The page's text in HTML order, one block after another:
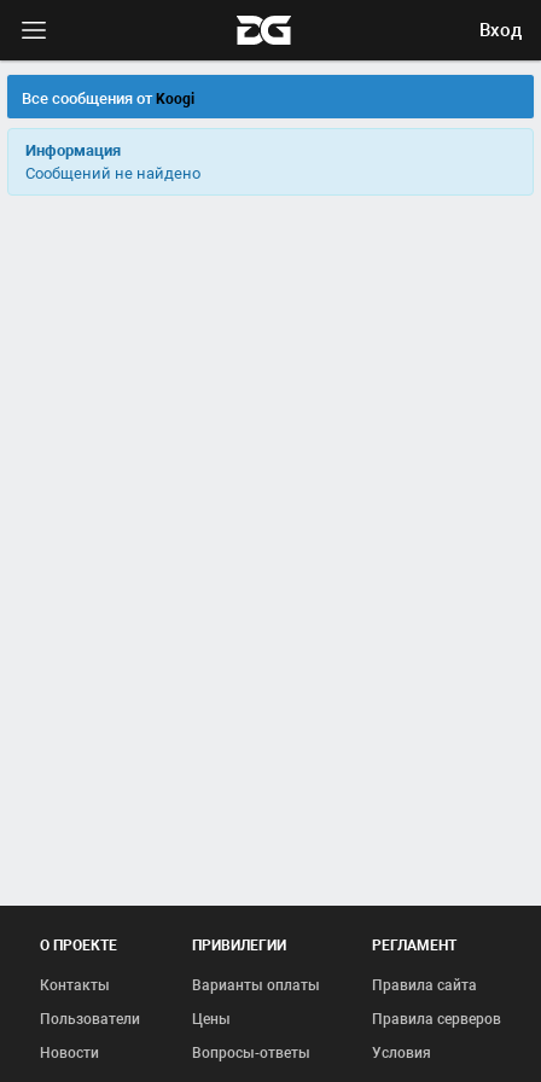
Вход
Все сообщения от Koogi
Информация
Сообщений не найдено
О ПРОЕКТЕ
Контакты
Пользователи
Новости
ПРИВИЛЕГИИ
Варианты оплаты
Цены
Вопросы-ответы
РЕГЛАМЕНТ
Правила сайта
Правила серверов
Условия